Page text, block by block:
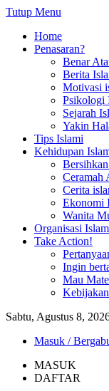
Tutup Menu
Home
Penasaran?
Benar
Berita
Motivasi
Psikologi
Sejarah
Yakin
Tips Islami
Kehidupan
Ceramah
Cerita
Ekonomi
Wanita
Organisasi Islam
Take Action!
Ingin
Mau
Sabtu, Agustus 8,
Masuk /
MASUK
DAFTAR